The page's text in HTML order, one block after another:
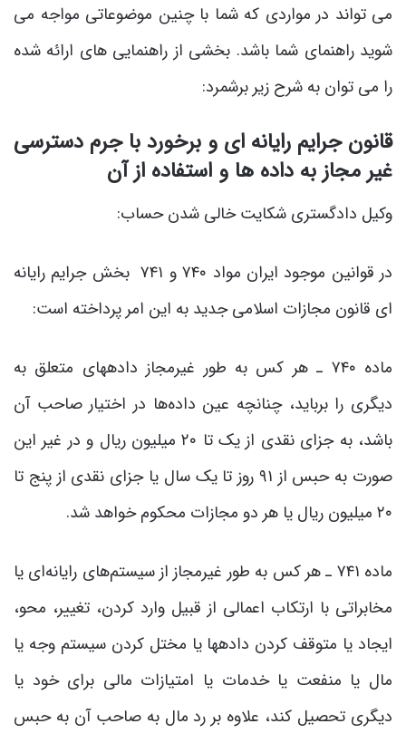
می تواند در مواردی که شما با چنین موضوعاتی مواجه می
شوید راهنمای شما باشد. بخشی از راهنمایی های ارائه شده
را می توان به شرح زیر برشمرد:
قانون جرایم رایانه ای و برخورد با جرم دسترسی
غیر مجاز به داده ها و استفاده از آن
وکیل دادگستری شکایت خالی شدن حساب:
در قوانین موجود ایران مواد ۷۴۰ و ۷۴۱ بخش جرایم رایانه
ای قانون مجازات اسلامی جدید به این امر پرداخته است:
ماده ۷۴۰ ـ هر کس به طور غیرمجاز داده‎های متعلق به
دیگری را برباید، چنانچه عین داده‌ها در اختیار صاحب آن
باشد، به جزای نقدی از یک تا ۲۰ میلیون ریال و در غیر این
صورت به حبس از ۹۱ روز تا یک سال یا جزای نقدی از پنج تا
۲۰ میلیون ریال یا هر دو مجازات محکوم خواهد شد.
ماده ۷۴۱ ـ هر کس به طور غیرمجاز از سیستم‌های رایانه‌ای یا
مخابراتی با ارتکاب اعمالی از قبیل وارد کردن، تغییر، محو،
ایجاد یا متوقف کردن داده‎ها یا مختل کردن سیستم وجه یا
مال یا منفعت یا خدمات یا امتیازات مالی برای خود یا
دیگری تحصیل کند، علاوه بر رد مال به صاحب آن‌ به حبس